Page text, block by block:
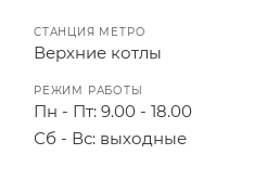
СТАНЦИЯ МЕТРО
Верхние котлы
РЕЖИМ РАБОТЫ
Пн - Пт: 9.00 - 18.00
Сб - Вс: выходные